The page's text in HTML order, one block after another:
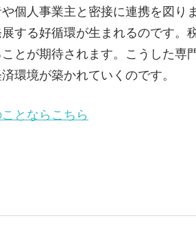
個人事業主と密接に連携を図
する好循環が生まれるのです
とが期待されます。こうした専
環境が築かれていくのです。
とならこちら